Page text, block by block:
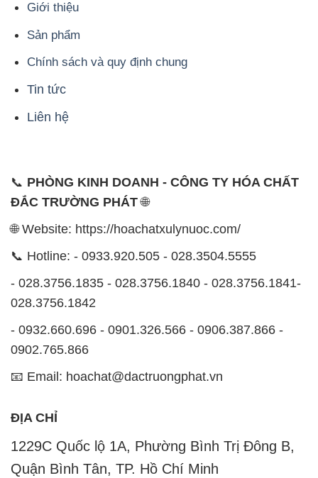
Giới thiệu
Sản phẩm
Chính sách và quy định chung
Tin tức
Liên hệ
📞 PHÒNG KINH DOANH - CÔNG TY HÓA CHẤT
ĐẮC TRƯỜNG PHÁT🌐
🌐 Website: https://hoachatxulynuoc.com/
📞 Hotline: - 0933.920.505 - 028.3504.5555
- 028.3756.1835 - 028.3756.1840 - 028.3756.1841-
028.3756.1842
- 0932.660.696 - 0901.326.566 - 0906.387.866 -
0902.765.866
📧 Email: hoachat@dactruongphat.vn
ĐỊA CHỈ
1229C Quốc lộ 1A, Phường Bình Trị Đông B,
Quận Bình Tân, TP. Hồ Chí Minh